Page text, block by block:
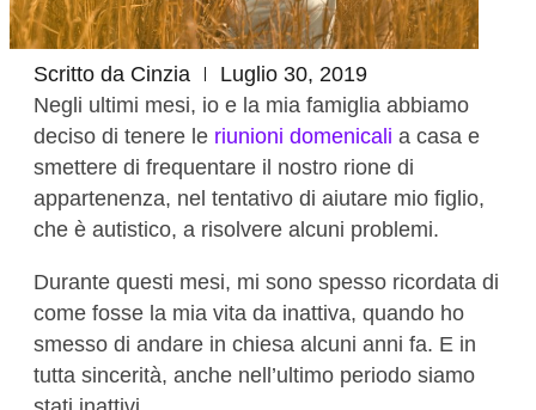
Scritto da Cinzia
Luglio 30, 2019
Negli ultimi mesi, io e la mia famiglia abbiamo
deciso di tenere le riunioni domenicali a casa e
smettere di frequentare il nostro rione di
appartenenza, nel tentativo di aiutare mio figlio,
che è autistico, a risolvere alcuni problemi.
Durante questi mesi, mi sono spesso ricordata di
come fosse la mia vita da inattiva, quando ho
smesso di andare in chiesa alcuni anni fa. E in
tutta sincerità, anche nell’ultimo periodo siamo